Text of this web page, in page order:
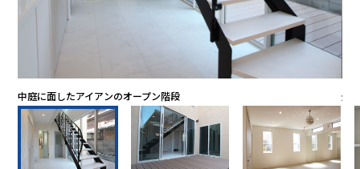
中庭に面したアイアンのオープン階段 光